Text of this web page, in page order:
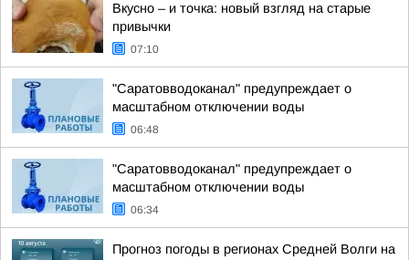
Вкусно – и точка: новый взгляд на старые
привычки
07:10
"Саратовводоканал" предупреждает о
масштабном отключении воды
06:48
"Саратовводоканал" предупреждает о
масштабном отключении воды
06:34
Прогноз погоды в регионах Средней Волги на